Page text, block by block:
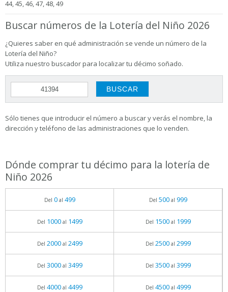
44, 45, 46, 47, 48, 49
Buscar números de la Lotería del Niño 2026
¿Quieres saber en qué administración se vende un número de la
Lotería del Niño?
Utiliza nuestro buscador para localizar tu décimo soñado.
Sólo tienes que introducir el número a buscar y verás el nombre, la
dirección y teléfono de las administraciones que lo venden.
Dónde comprar tu décimo para la lotería de
Niño 2026
Del 0al 499 Del 500al 999
Del 1000al 1499 Del 1500al 1999
Del 2000al 2499 Del 2500al 2999
Del 3000al 3499 Del 3500al 3999
Del 4000al 4499 Del 4500al 4999